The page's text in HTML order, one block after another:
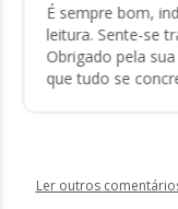
É sempre bom,
leitura. Sente-se
Obrigado pela
que tudo se
Ler outros